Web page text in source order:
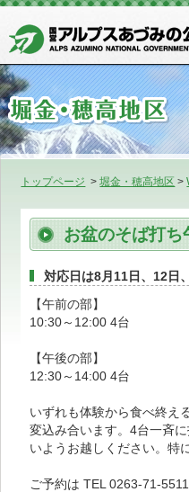
トップページ > 堀金・穂高地区 >
お盆のそば打ち
対応日は8月11日、12日
【午前の部】
10:30～12:00 4台
【午後の部】
12:30～14:00 4台
いずれも体験から食べ終え
変込み合います。4台一斉
いようお越しください。特
ご予約は TEL 0263-71-5511